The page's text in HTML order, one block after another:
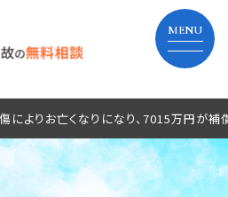
TOP
事務所の特長
によりお亡くなりになり、7015万円が補